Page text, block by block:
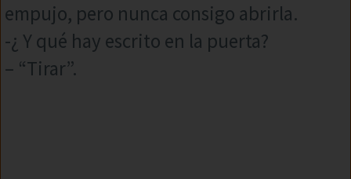
empujo, pero nunca consigo abrirla.
-¿ Y qué hay escrito en la puerta?
– “Tirar”.